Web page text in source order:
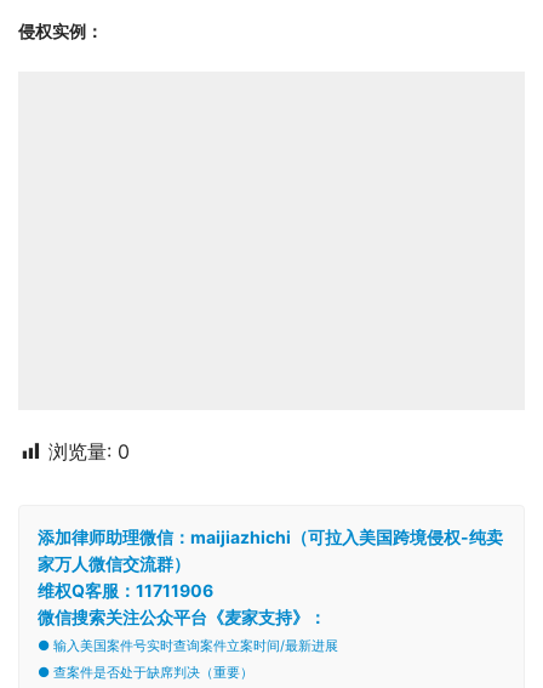
侵权实例：
浏览量: 0
添加律师助理微信：maijiazhichi（可拉入美国跨境侵权-纯卖
家万人微信交流群）
维权Q客服：11711906
微信搜索关注公众平台《麦家支持》：
● 输入美国案件号实时查询案件立案时间/最新进展
● 查案件是否处于缺席判决（重要）